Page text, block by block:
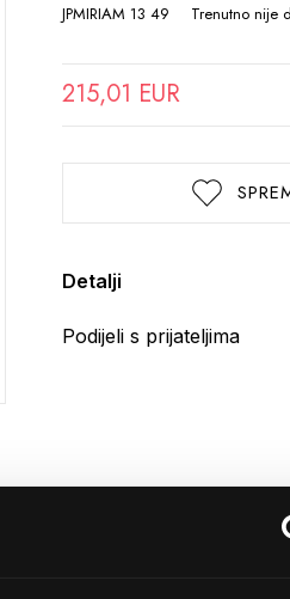
JPMIRIAM 13 49 Trenutno nije
215,01 EUR
Detalji
Podijeli s prijateljima